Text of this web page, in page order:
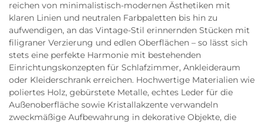
reichen von minimalistisch-modernen Ästhetiken mit
klaren Linien und neutralen Farbpaletten bis hin zu
aufwendigen, an das Vintage-Stil erinnernden Stücken mit
filigraner Verzierung und edlen Oberflächen – so lässt sich
stets eine perfekte Harmonie mit bestehenden
Einrichtungskonzepten für Schlafzimmer, Ankleideraum
oder Kleiderschrank erreichen. Hochwertige Materialien wie
poliertes Holz, gebürstete Metalle, echtes Leder für die
Außenoberfläche sowie Kristallakzente verwandeln
zweckmäßige Aufbewahrung in dekorative Objekte, die